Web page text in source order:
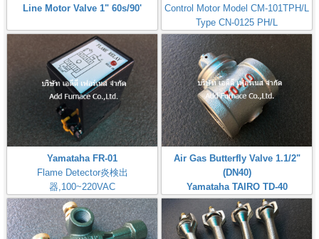
Line Motor Valve 1" 60s/90'
Control Motor Model CM-101TPH/L
Type CN-0125 PH/L
MODEL-CM-101TPH/L-B7I
Yamataha FR-01
Flame Detector炎検出
器,100~220VAC
Check: Flame Rod
Air Gas Butterfly Valve 1.1/2"
(DN40)
Yamataha TAIRO TD-40
Brand: Yamataha